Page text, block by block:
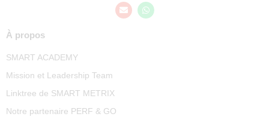
À propos
SMART ACADEMY
Mission et Leadership Team
Linktree de SMART METRIX
Notre partenaire PERF & GO